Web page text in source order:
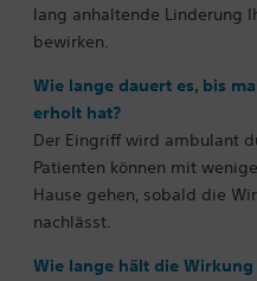
lang anhaltende Linderung
bewirken.
Wie lange dauert es, bis
erholt hat?
Der Eingriff wird ambulant
Patienten können mit
Hause gehen, sobald die
nachlässt.
Wie lange hält die Wirkung